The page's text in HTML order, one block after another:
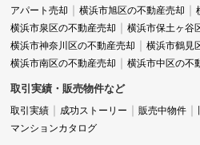
アパート売却
横浜市旭区の不動産売却
横浜市泉区の不動産売却
横浜市保土ヶ谷
横浜市神奈川区の不動産売却
横浜市鶴見
横浜市南区の不動産売却
横浜市中区の不
取引実績・販売物件など
取引実績 成功ストーリー 販売中物件
マンションカタログ